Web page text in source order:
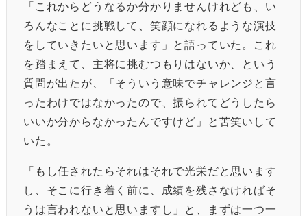
「これからどうなるか分かりませんけれども、い
ろんなことに挑戦して、笑顔になれるような演技
をしていきたいと思います」と語っていた。これ
を踏まえて、主将に挑むつもりはないか、という
質問が出たが、「そういう意味でチャレンジと言
ったわけではなかったので、振られてどうしたら
いいか分からなかったんですけど」と苦笑いして
いた。
「もし任されたらそれはそれで光栄だと思います
し、そこに行き着く前に、成績を残さなければそ
うは言われないと思いますし」と、まずは一つ一